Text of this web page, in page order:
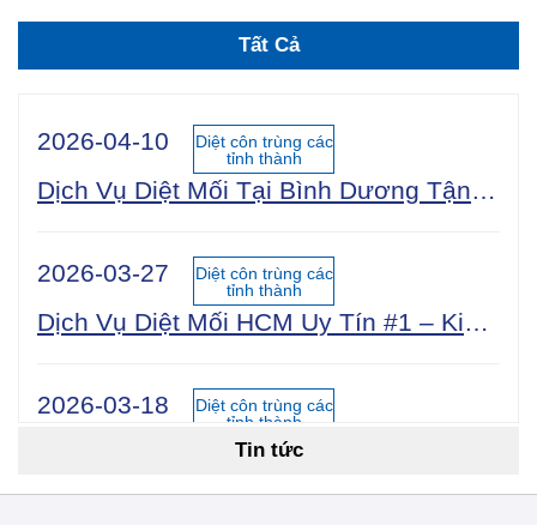
Tất Cả
2026-04-10
Diệt côn trùng các
tỉnh thành
Dịch Vụ Diệt Mối Tại Bình Dương Tận Gốc 100% An Toàn Sinh Học | Công Ty Uy Tín Năm 2025
2026-03-27
Diệt côn trùng các
tỉnh thành
Dịch Vụ Diệt Mối HCM Uy Tín #1 – Kiểm Tra Miễn Phí 24/7, Bảo Hành 5 Năm
2026-03-18
Diệt côn trùng các
tỉnh thành
Tin tức